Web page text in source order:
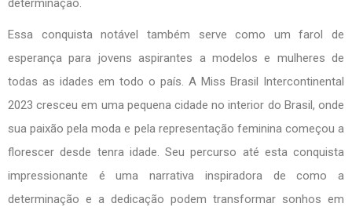
determinação.
Essa conquista notável também serve como um farol de
esperança para jovens aspirantes a modelos e mulheres de
todas as idades em todo o país. A Miss Brasil Intercontinental
2023 cresceu em uma pequena cidade no interior do Brasil, onde
sua paixão pela moda e pela representação feminina começou a
florescer desde tenra idade. Seu percurso até esta conquista
impressionante é uma narrativa inspiradora de como a
determinação e a dedicação podem transformar sonhos em